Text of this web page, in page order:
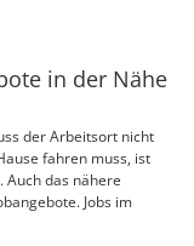
in der Nähe
der Arbeitsort nicht
fahren muss, ist
Auch das nähere
Jobs im